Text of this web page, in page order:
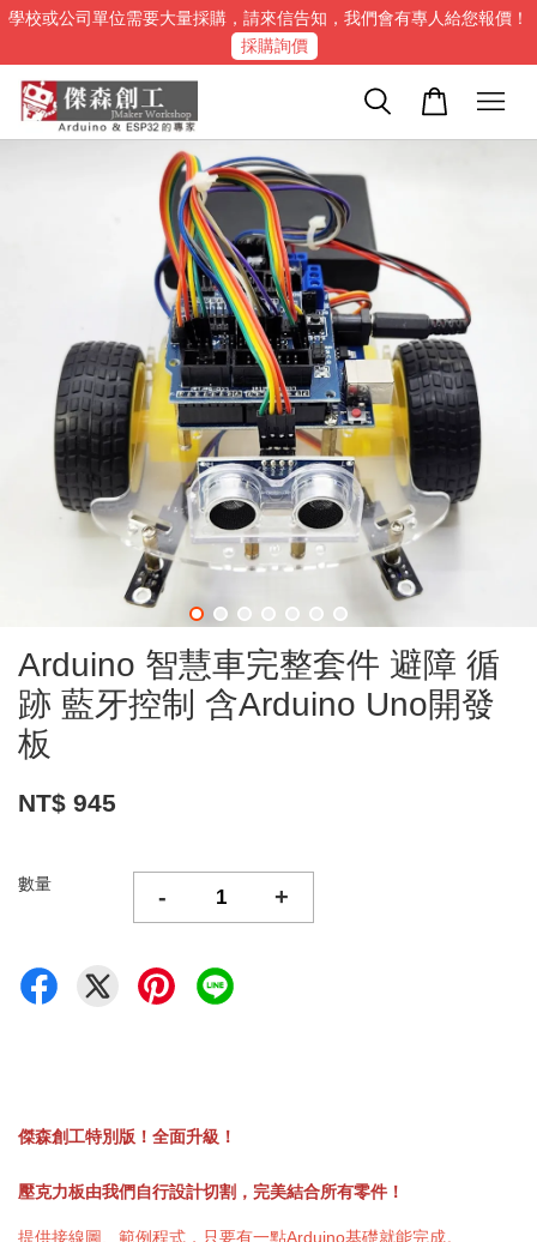
學校或公司單位需要大量採購，請來信告知，我們會有專人給您報價！
採購詢價
Arduino 智慧車完整套件 避障 循
跡 藍牙控制 含Arduino Uno開發
板
NT$ 945
數量 - +
傑森創工特別版！全面升級！
壓克力板由我們自行設計切割，完美結合所有零件！
提供接線圖、範例程式，只要有一點Arduino基礎就能完成。